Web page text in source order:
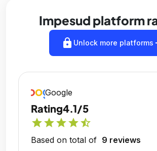
Impesud platform
lock Unlock more platforms
Google
Rating4.1/5
starstarstarstarstar_half
Based on total of 9 reviews